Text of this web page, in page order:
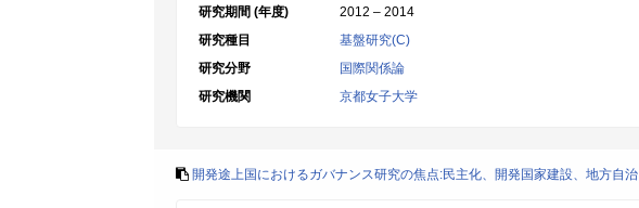
研究期間 (年度)
2012 – 2014
研究種目
基盤研究(C)
研究分野
国際関係論
研究機関
京都女子大学
開発途上国におけるガバナンス研究の焦点:民主化、開発国家建設、地方自治